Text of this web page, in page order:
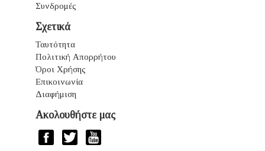
Συνδρομές
Σχετικά
Ταυτότητα
Πολιτική Απορρήτου
Όροι Χρήσης
Επικοινωνία
Διαφήμιση
Ακολουθήστε μας